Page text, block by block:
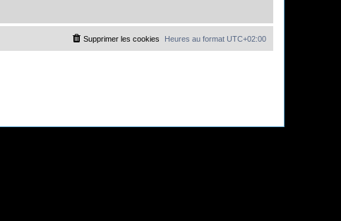
Heures au format UTC+02:00
Supprimer les cookies